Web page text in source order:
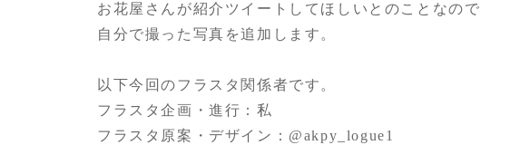
https://www.instagram.com/p/CsmxsttSEoG/
お花屋さんが紹介ツイートしてほしいとのことなので
自分で撮った写真を追加します。
以下今回のフラスタ関係者です。
フラスタ企画・進行：私
フラスタ原案・デザイン： @akpy_logue1